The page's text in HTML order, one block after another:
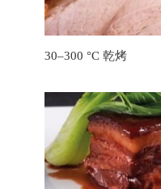
30–300 °C 乾烤